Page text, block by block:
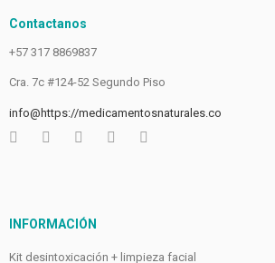
Contactanos
+57 317 8869837
Cra. 7c #124-52 Segundo Piso
info@https://medicamentosnaturales.co
INFORMACIÓN
Kit desintoxicación + limpieza facial